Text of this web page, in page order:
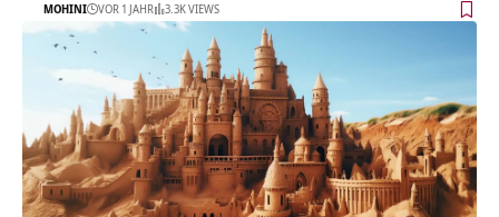
MOHINI VOR 1 JAHR 3.3K VIEWS